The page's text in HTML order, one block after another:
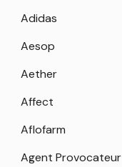
Adidas
Aesop
Aether
Affect
Aflofarm
Agent Provocateur